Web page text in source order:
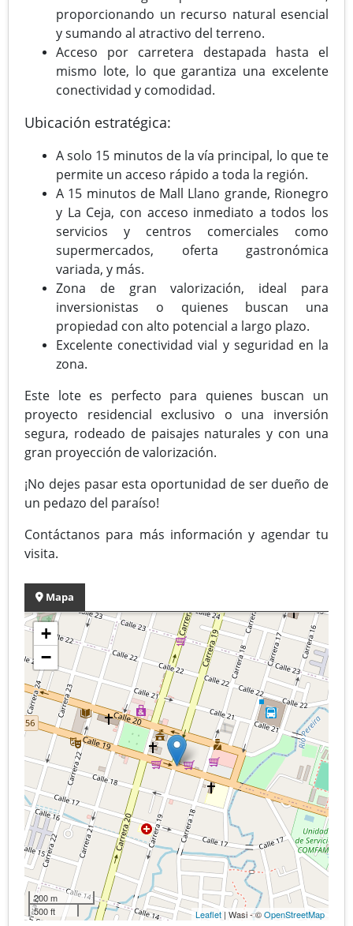
proporcionando un recurso natural esencial
y sumando al atractivo del terreno.
Acceso por carretera destapada hasta el
mismo lote, lo que garantiza una excelente
conectividad y comodidad.
Ubicación estratégica:
A solo 15 minutos de la vía principal, lo que te
permite un acceso rápido a toda la región.
A 15 minutos de Mall Llano grande, Rionegro
y La Ceja, con acceso inmediato a todos los
servicios y centros comerciales como
supermercados, oferta gastronómica
variada, y más.
Zona de gran valorización, ideal para
inversionistas o quienes buscan una
propiedad con alto potencial a largo plazo.
Excelente conectividad vial y seguridad en la
zona.
Este lote es perfecto para quienes buscan un
proyecto residencial exclusivo o una inversión
segura, rodeado de paisajes naturales y con una
gran proyección de valorización.
¡No dejes pasar esta oportunidad de ser dueño de
un pedazo del paraíso!
Contáctanos para más información y agendar tu
visita.
Mapa
+
−
200 m
500 ft
Leaflet | Wasi - ©OpenStreetMap